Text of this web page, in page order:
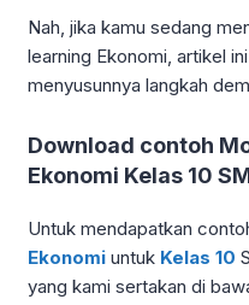
Nah, jika kamu sedang
learning Ekonomi, artikel
menyusunnya langkah
Download contoh
Ekonomi Kelas 10
Untuk mendapatkan
Ekonomi untuk Kelas 10
yang kami sertakan di